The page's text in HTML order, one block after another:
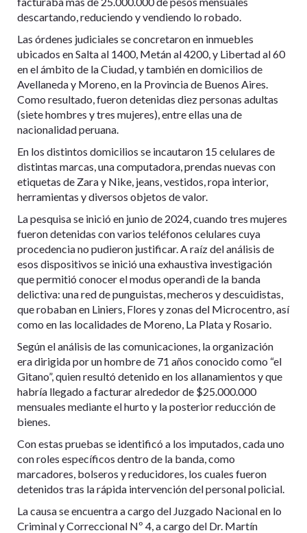
descartando, reduciendo y vendiendo lo robado.
Las órdenes judiciales se concretaron en inmuebles
ubicados en Salta al 1400, Metán al 4200, y Libertad al 60
en el ámbito de la Ciudad, y también en domicilios de
Avellaneda y Moreno, en la Provincia de Buenos Aires.
Como resultado, fueron detenidas diez personas adultas
(siete hombres y tres mujeres), entre ellas una de
nacionalidad peruana.
En los distintos domicilios se incautaron 15 celulares de
distintas marcas, una computadora, prendas nuevas con
etiquetas de Zara y Nike, jeans, vestidos, ropa interior,
herramientas y diversos objetos de valor.
La pesquisa se inició en junio de 2024, cuando tres mujeres
fueron detenidas con varios teléfonos celulares cuya
procedencia no pudieron justificar. A raíz del análisis de
esos dispositivos se inició una exhaustiva investigación
que permitió conocer el modus operandi de la banda
delictiva: una red de punguistas, mecheros y descuidistas,
que robaban en Liniers, Flores y zonas del Microcentro, así
como en las localidades de Moreno, La Plata y Rosario.
Según el análisis de las comunicaciones, la organización
era dirigida por un hombre de 71 años conocido como “el
Gitano”, quien resultó detenido en los allanamientos y que
habría llegado a facturar alrededor de $25.000.000
mensuales mediante el hurto y la posterior reducción de
bienes.
Con estas pruebas se identificó a los imputados, cada uno
con roles específicos dentro de la banda, como
marcadores, bolseros y reducidores, los cuales fueron
detenidos tras la rápida intervención del personal policial.
La causa se encuentra a cargo del Juzgado Nacional en lo
Criminal y Correccional Nº 4, a cargo del Dr. Martín